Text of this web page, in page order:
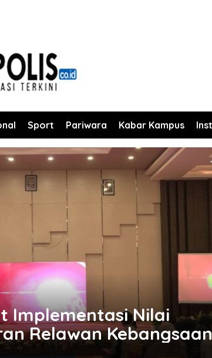
Sport Pariwara Kabar Kampus
Implementasi Nilai
Relawan Kebangsaan